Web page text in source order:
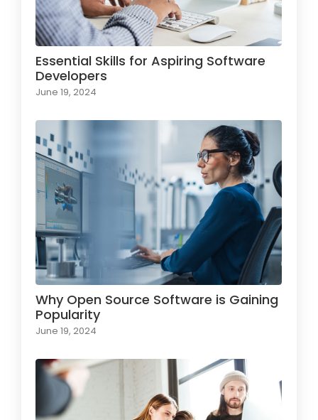
Essential Skills for Aspiring Software
Developers
June 19, 2024
Why Open Source Software is Gaining
Popularity
June 19, 2024